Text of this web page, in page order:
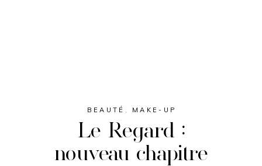
BEAUTÉ MAKE-UP
Le Regard :
nouveau chapitre